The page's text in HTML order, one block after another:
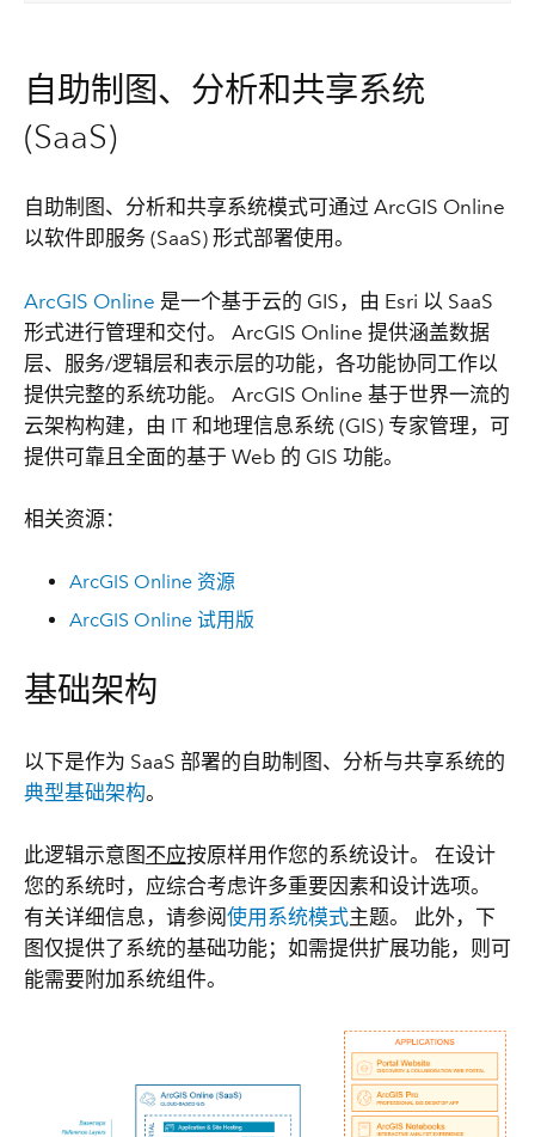
自助制图、分析和共享系统
(SaaS)
自助制图、分析和共享系统模式可通过 ArcGIS Online
以软件即服务 (SaaS) 形式部署使用。
ArcGIS Online 是一个基于云的 GIS，由 Esri 以 SaaS
形式进行管理和交付。 ArcGIS Online 提供涵盖数据
层、服务/逻辑层和表示层的功能，各功能协同工作以
提供完整的系统功能。 ArcGIS Online 基于世界一流的
云架构构建，由 IT 和地理信息系统 (GIS) 专家管理，可
提供可靠且全面的基于 Web 的 GIS 功能。
相关资源：
ArcGIS Online 资源
ArcGIS Online 试用版
基础架构
以下是作为 SaaS 部署的自助制图、分析与共享系统的
典型基础架构。
此逻辑示意图 不应按原样用作您的系统设计。 在设计
您的系统时，应综合考虑许多重要因素和设计选项。
有关详细信息，请参阅使用系统模式主题。 此外，下
图仅提供了系统的基础功能；如需提供扩展功能，则可
能需要附加系统组件。